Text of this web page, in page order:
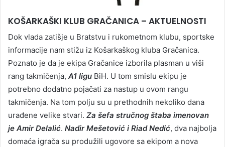
KOŠARKAŠKI KLUB GRAČANICA – AKTUELNOSTI
Dok vlada zatišje u Bratstvu i rukometnom klubu, sportske
informacije nam stižu iz Košarkaškog kluba Gračanica.
Poznato je da je ekipa Gračanice izborila plasman u viši
rang takmičenja, A1 ligu BiH. U tom smislu ekipu je
potrebno dodatno pojačati za nastup u ovom rangu
takmičenja. Na tom polju su u prethodnih nekoliko dana
urađene velike stvari. Za šefa stručnog štaba imenovan
je Amir Delalić. Nadir Mešetović i Riad Nedić, dva najbolja
domaća igrača su produžili ugovore sa ekipom a nova